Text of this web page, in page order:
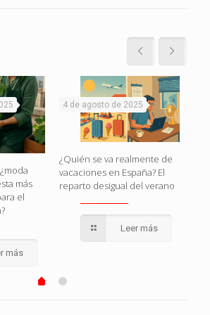
más
el
más
4 de agosto de 2025
¿Quién se va realmente de
vacaciones en España? El
reparto desigual del verano
Leer más